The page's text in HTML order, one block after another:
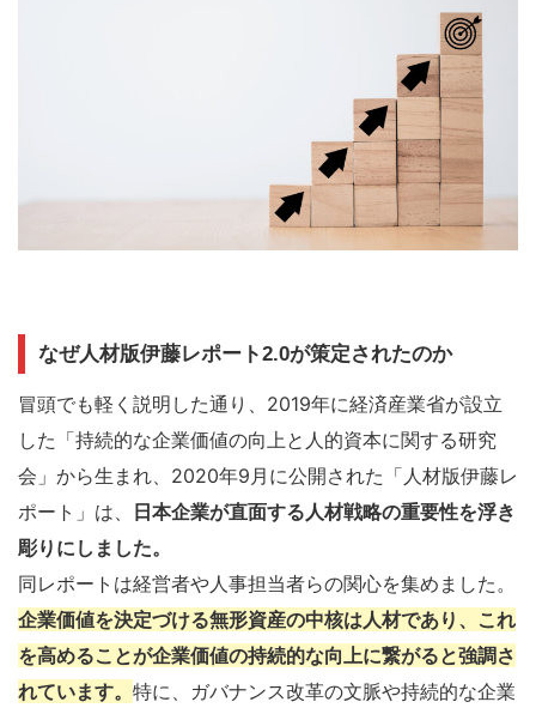
なぜ人材版伊藤レポート2.0が策定されたのか
冒頭でも軽く説明した通り、2019年に経済産業省が設立
した「持続的な企業価値の向上と人的資本に関する研究
会」から生まれ、2020年9月に公開された「人材版伊藤レ
ポート」は、
日本企業が直面する人材戦略の重要性を浮き
彫りにしました。
同レポートは経営者や人事担当者らの関心を集めました。
企業価値を決定づける無形資産の中核は人材であり、これ
を高めることが企業価値の持続的な向上に繋がると強調さ
れています。 特に、ガバナンス改革の文脈や持続的な企業